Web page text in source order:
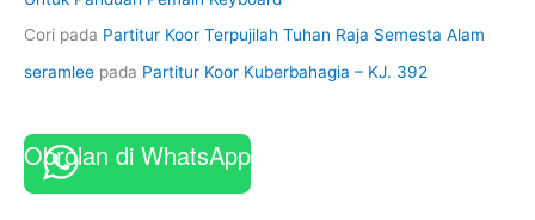
Cori pada Partitur Koor Terpujilah Tuhan Raja Semesta Alam
seramlee pada Partitur Koor Kuberbahagia – KJ. 392
Obrolan di WhatsApp